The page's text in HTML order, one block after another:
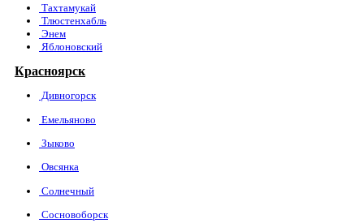
Тахтамукай
Тлюстенхабль
Энем
Яблоновский
Красноярск
Дивногорск
Емельяново
Зыково
Овсянка
Солнечный
Сосновоборск